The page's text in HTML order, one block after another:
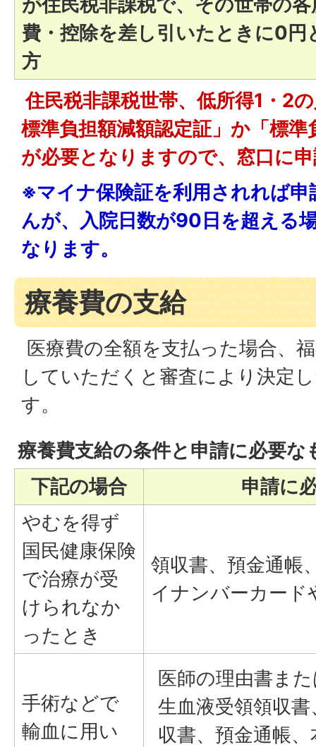
費・控除を差し引いたときに0円
方
住民税非課税世帯、低所得1・2
標準負担額減額認定証」か「標準
が必要となりますので、窓口に
※マイナ保険証を利用されれば
んが、入院日数が90日を超える
なります。
療養費の支給
医療費の全額を支払った場合、
していただくと審査により決定
す。
療養費支給の条件と申請に必要な
下記の場合
申請に
やむを得ず
国民健康保険
で治療が受
けられなか
ったとき
領収書、預金通帳
イナンバーカード
手術などで
輸血に用い
医師の理由書ま
生血液受領領収
収書、預金通帳